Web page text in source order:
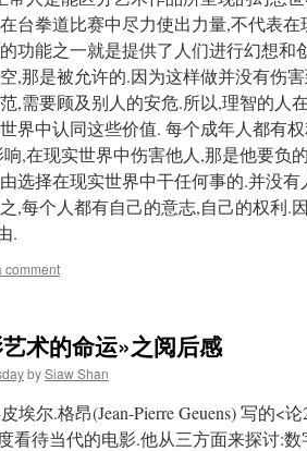
台拳道比赛中尽力使出力量,不代表
功能之一就是提供了人们进行幻想和
,那是被允许的.因为这样做并没有伤
,需要顾及别人的安危.所以,理智的人
界中认同这些价值. 每个成年人都有
,在现实世界中伤害他人,那是他要负
选择在现实世界中干任何事的.并没
,每个人都有自己的意志,自己的权利.
.
comment
术的命运»之阅后感
bySiaw Shan
埃尔.格昂(Jean-Pierre Geuens) 写的<
看待当代的电影.他从三方面来探讨: